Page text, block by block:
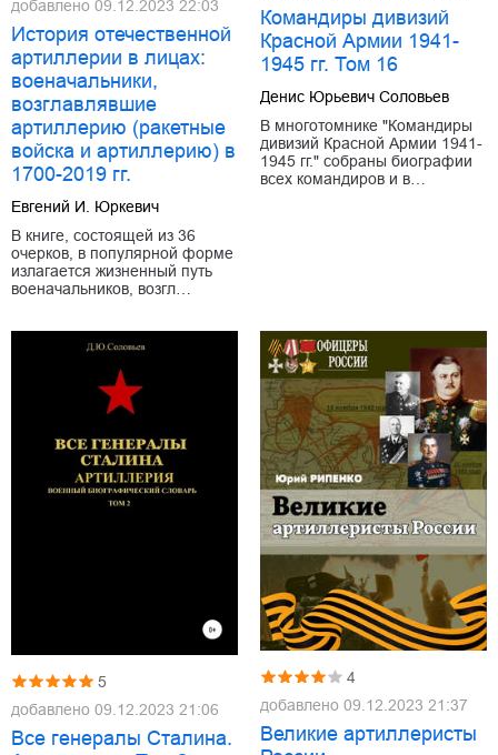
добавлено 09.12.2023 22:03
История отечественной
артиллерии в лицах:
военачальники,
возглавлявшие
артиллерию (ракетные
войска и артиллерию) в
1700-2019 гг.
Евгений И. Юркевич
В книге, состоящей из 36
очерков, в популярной форме
излагается жизненный путь
военачальников, возгл…
Командиры дивизий
Красной Армии 1941-
1945 гг. Том 16
Денис Юрьевич Соловьев
В многотомнике "Командиры
дивизий Красной Армии 1941-
1945 гг." собраны биографии
всех командиров и в…
5
добавлено 09.12.2023 21:06
Все генералы Сталина.
4
добавлено 09.12.2023 21:37
Великие артиллеристы